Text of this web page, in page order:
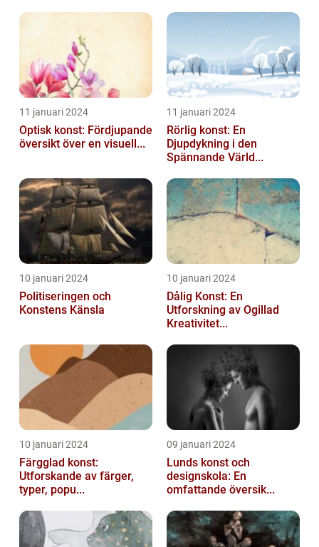
11 januari 2024
Optisk konst: Fördjupande
översikt över en visuell...
11 januari 2024
Rörlig konst: En
Djupdykning i den
Spännande Värld...
10 januari 2024
Politiseringen och
Konstens Känsla
10 januari 2024
Dålig Konst: En
Utforskning av Ogillad
Kreativitet...
10 januari 2024
Färgglad konst:
Utforskande av färger,
typer, popu...
09 januari 2024
Lunds konst och
designskola: En
omfattande översik...